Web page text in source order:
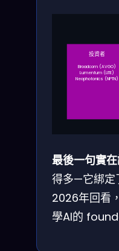
投資者
Broadcom (AVGO)
Lumentum (LITE)
Neophotonics (NPTN)
最後一句實
得多—它綁定
2026年回看
學AI的